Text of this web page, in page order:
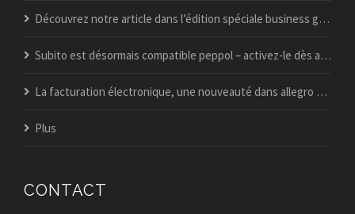
Découvrez notre article dans l’édition spéciale business guide du vif !
Subito est désormais compatible peppol – activez-le dès aujourd’hui
La facturation électronique, une nouveauté dans allegro popsy ?
Plus
CONTACT